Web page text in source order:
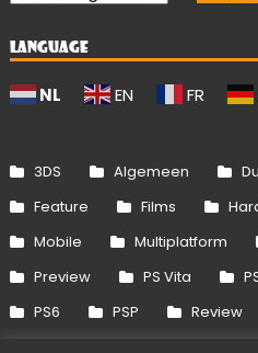
LANGUAGE
NL EN FR
3DS Algemeen
Feature
Films
Mobile
Multiplatform
Preview
PS Vita
PS6
PSP Review